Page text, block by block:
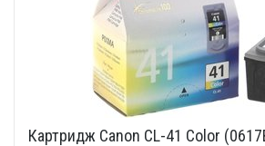
Картридж Canon CL-41 Color